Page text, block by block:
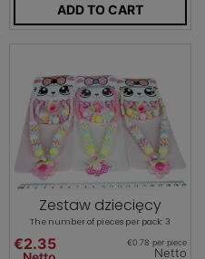
ADD TO CART
Zestaw dziecięcy
The number of pieces per pack: 3
€2.35 €0.78 per piece
Netto